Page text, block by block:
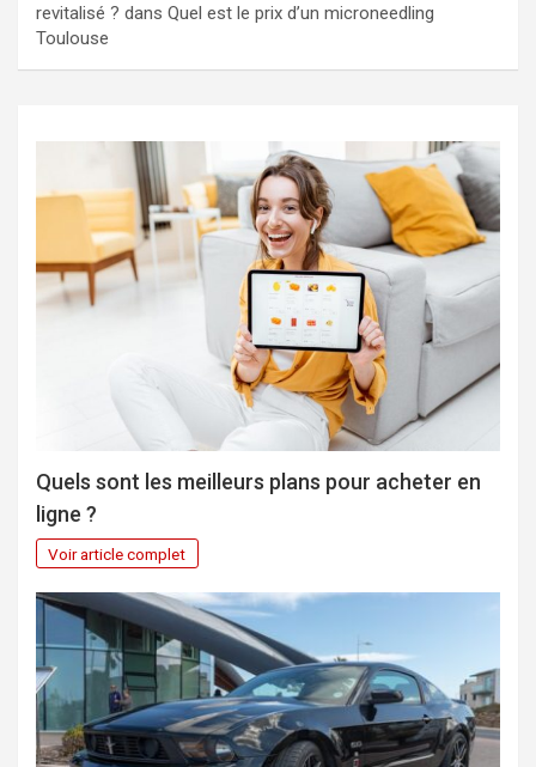
revitalisé ? dans Quel est le prix d’un microneedling
Toulouse
Quels sont les meilleurs plans pour acheter en
ligne ?
Voir article complet